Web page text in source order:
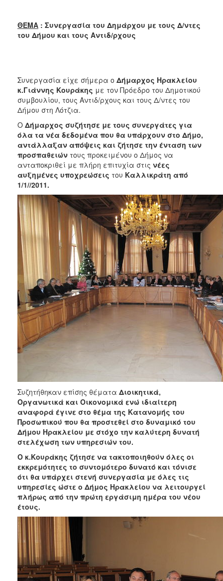
2016
2012
2011
2010
ΤΟΠΟΣ
ΠΟΛΙΤΙΣΜΟΣ
ΑΝΘΕΚΤΙΚΗ
ΘΕΜΑ : Συνεργασία του Δημάρχου με τους Δ/ντες
του Δήμου και τους Αντιδ/ρχους
Συνεργασία είχε σήμερα ο Δήμαρχος Ηρακλείου
κ.Γιάννης Κουράκης με τον Πρόεδρο του Δημοτικού
συμβουλίου, τους Αντιδ/ρχους και τους Δ/ντες του
Δήμου στη Λότζια.
Ο Δήμαρχος συζήτησε με τους συνεργάτες για
όλα τα νέα δεδομένα που θα υπάρχουν στο Δήμο,
αντάλλαξαν απόψεις και ζήτησε την ένταση των
προσπαθειών τους προκειμένου ο Δήμος να
ανταποκριθεί με πλήρη επιτυχία στις νέες
αυξημένες υποχρεώσεις του Καλλικράτη από
1/1//2011.
Συζητήθηκαν επίσης θέματα Διοικητικά,
Οργανωτικά και Οικονομικά ενώ ιδιαίτερη
αναφορά έγινε στο θέμα της Κατανομής του
Προσωπικού που θα προστεθεί στο δυναμικό του
Δήμου Ηρακλείου με στόχο την καλύτερη δυνατή
στελέχωση των υπηρεσιών του.
Ο κ.Κουράκης ζήτησε να τακτοποιηθούν όλες οι
εκκρεμότητες το συντομότερο δυνατό και τόνισε
ότι θα υπάρχει στενή συνεργασία με όλες τις
υπηρεσίες ώστε ο Δήμος Ηρακλείου να λειτουργεί
πλήρως από την πρώτη εργάσιμη ημέρα του νέου
έτους.